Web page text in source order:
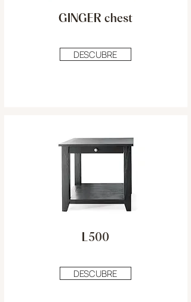
DESCUBRE
GINGER chest
DESCUBRE
L500